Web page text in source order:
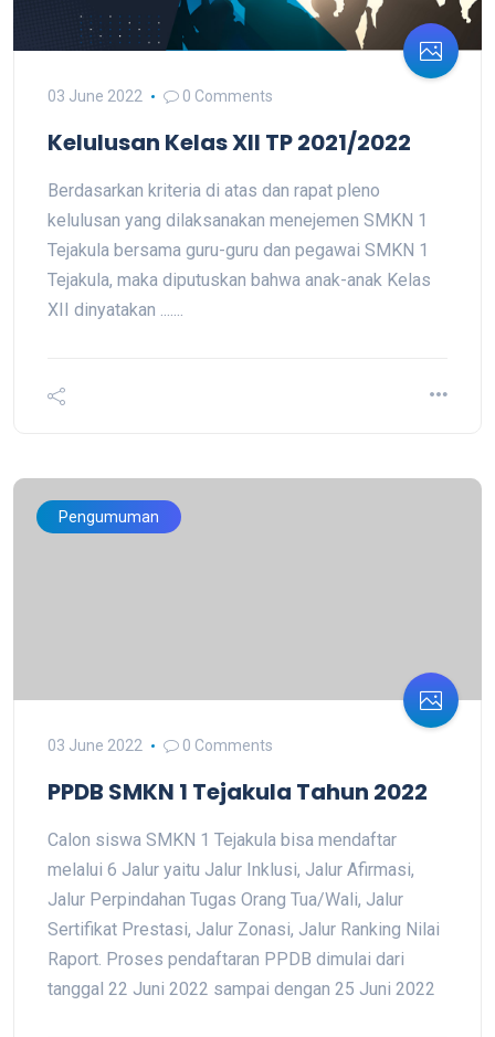
03 June 2022 0 Comments
Kelulusan Kelas XII TP 2021/2022
Berdasarkan kriteria di atas dan rapat pleno
kelulusan yang dilaksanakan menejemen SMKN 1
Tejakula bersama guru-guru dan pegawai SMKN 1
Tejakula, maka diputuskan bahwa anak-anak Kelas
XII dinyatakan .......
Pengumuman
03 June 2022 0 Comments
PPDB SMKN 1 Tejakula Tahun 2022
Calon siswa SMKN 1 Tejakula bisa mendaftar
melalui 6 Jalur yaitu Jalur Inklusi, Jalur Afirmasi,
Jalur Perpindahan Tugas Orang Tua/Wali, Jalur
Sertifikat Prestasi, Jalur Zonasi, Jalur Ranking Nilai
Raport. Proses pendaftaran PPDB dimulai dari
tanggal 22 Juni 2022 sampai dengan 25 Juni 2022